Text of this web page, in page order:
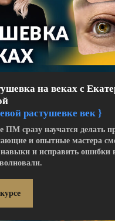
на веках с
растушевке век }
сразу научатся делать
и опытные мастера
и исправить ошибки